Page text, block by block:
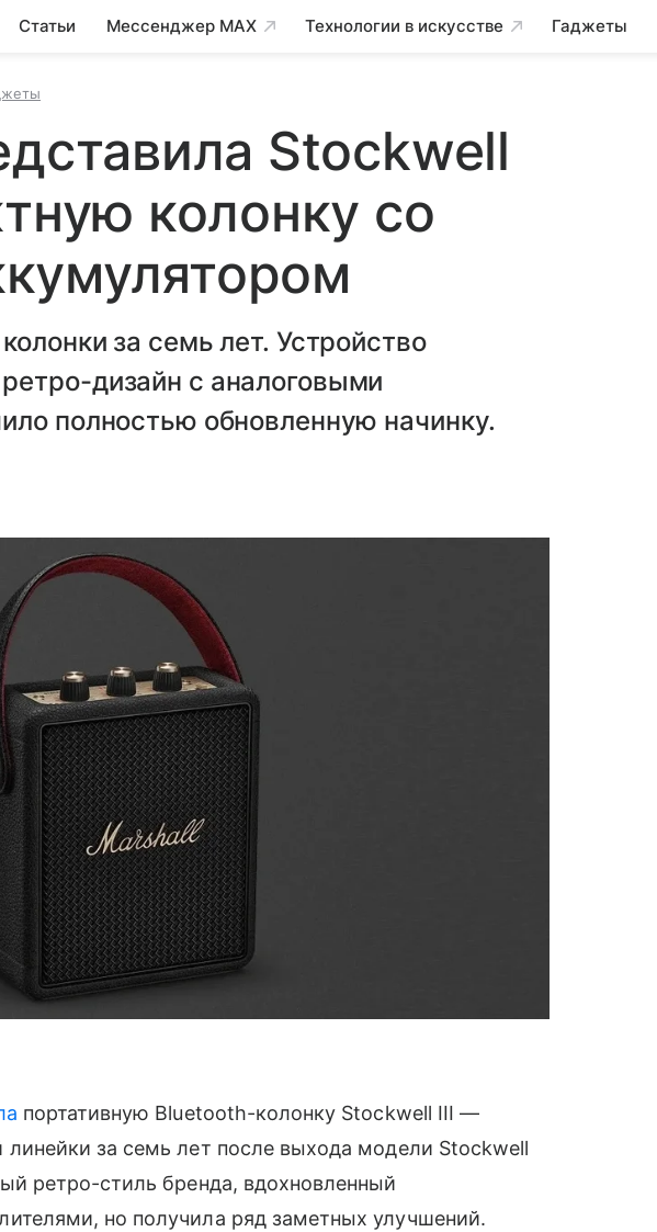
Статьи Мессенджер MAX Технологии в искусстве Гаджеты
Stockwell
колонку со
за семь лет. Устройство
дизайн с аналоговыми
полностью обновленную начинку.
портативную Bluetooth-колонку Stockwell III —
линейки за семь лет после выхода модели Stockwell
ретро-стиль бренда, вдохновленный
но получила ряд заметных улучшений.